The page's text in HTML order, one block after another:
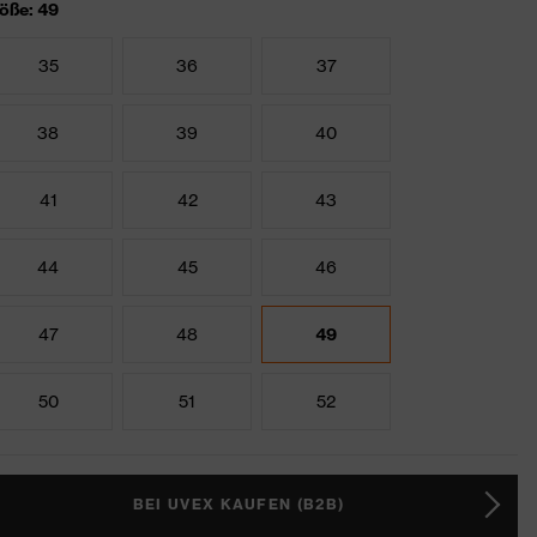
49
35 36 37
38 39 40
41 42 43
44 45 46
47 48 49
50 51 52
BEI UVEX KAUFEN (B2B)